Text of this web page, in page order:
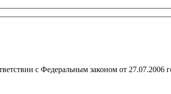
с Федеральным законом от